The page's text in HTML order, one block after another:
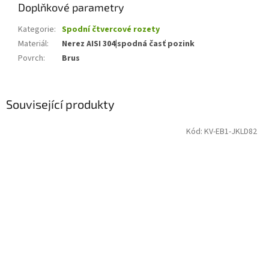
Související produkty
Kód: KV-EB1-JKLD82
Doplňkové parametry
Kategorie: Spodní čtvercové rozety
Materiál:
Nerez AISI 304|spodná časť pozink
Povrch: Brus